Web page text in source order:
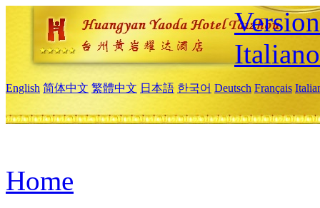
Italiano
English 简体中文 繁體中文 日本語 한국어 Deutsch Français
Home